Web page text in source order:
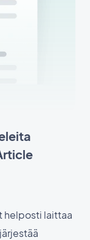
helposti laittaa